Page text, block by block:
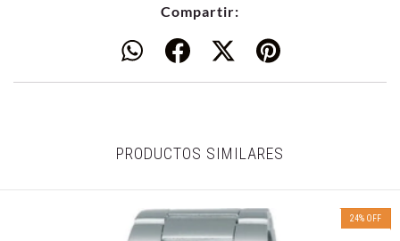
Compartir:
PRODUCTOS SIMILARES
24% OFF